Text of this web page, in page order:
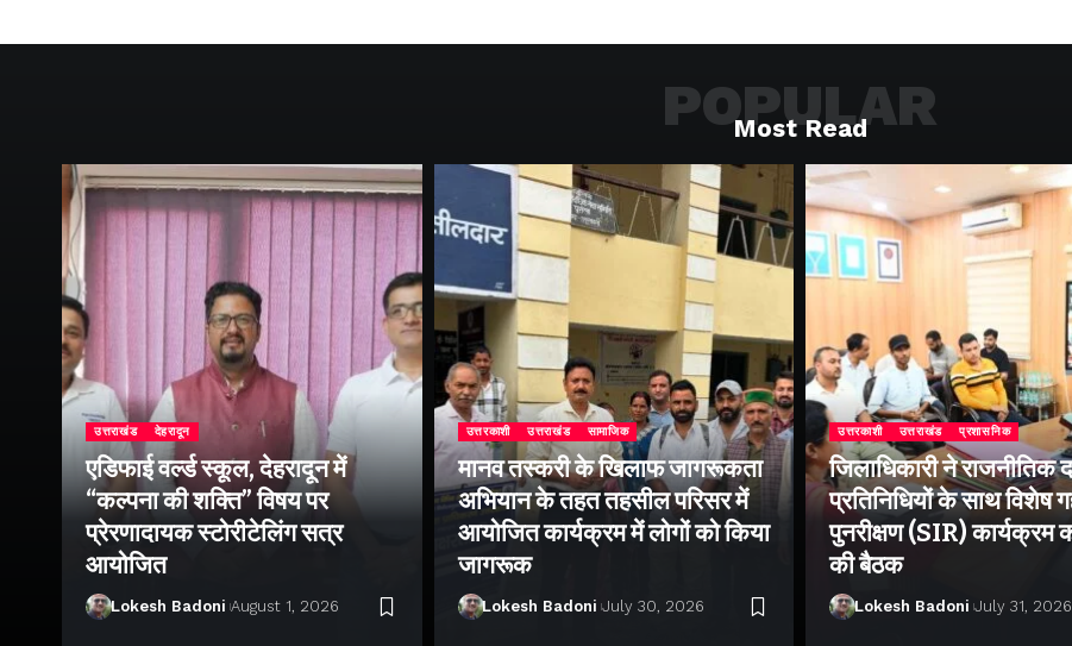
Most Read
POPULAR
उत्तराखंड देहरादून
एडिफाई वर्ल्ड स्कूल, देहरादून में
“कल्पना की शक्ति” विषय पर
प्रेरणादायक स्टोरीटेलिंग सत्र
आयोजित
Lokesh Badoni August 1, 2026
उत्तरकाशी उत्तराखंड सामाजिक
मानव तस्करी के खिलाफ जागरूकता
अभियान के तहत तहसील परिसर में
आयोजित कार्यक्रम में लोगों को किया
जागरूक
Lokesh Badoni July 30, 2026
उत्तरकाशी उत्तराखंड प्रशासनिक
जिलाधिकारी ने राजनीतिक
प्रतिनिधियों के साथ विशेष
पुनरीक्षण (SIR) कार्यक्रम
की बैठक
Lokesh Badoni July 31, 2026